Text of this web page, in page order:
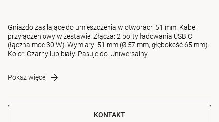
Gniazdo zasilające do umieszczenia w otworach 51 mm. Kabel
przyłączeniowy w zestawie. Złącza: 2 porty ładowania USB C
(łączna moc 30 W). Wymiary: 51 mm (Ø 57 mm, głębokość 65 mm).
Kolor: Czarny lub biały. Pasuje do: Uniwersalny
Pokaż więcej
KONTAKT